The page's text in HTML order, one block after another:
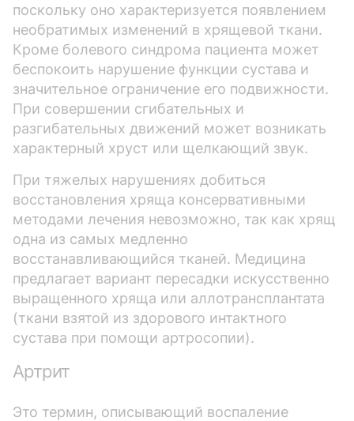
поскольку оно характеризуется появлением
необратимых изменений в хрящевой ткани.
Кроме болевого синдрома пациента может
беспокоить нарушение функции сустава и
значительное ограничение его подвижности.
При совершении сгибательных и
разгибательных движений может возникать
характерный хруст или щелкающий звук.
При тяжелых нарушениях добиться
восстановления хряща консервативными
методами лечения невозможно, так как хрящ
одна из самых медленно
восстанавливающийся тканей. Медицина
предлагает вариант пересадки искусственно
выращенного хряща или аллотрансплантата
(ткани взятой из здорового интактного
сустава при помощи артросопии).
Артрит
Это термин, описывающий воспаление